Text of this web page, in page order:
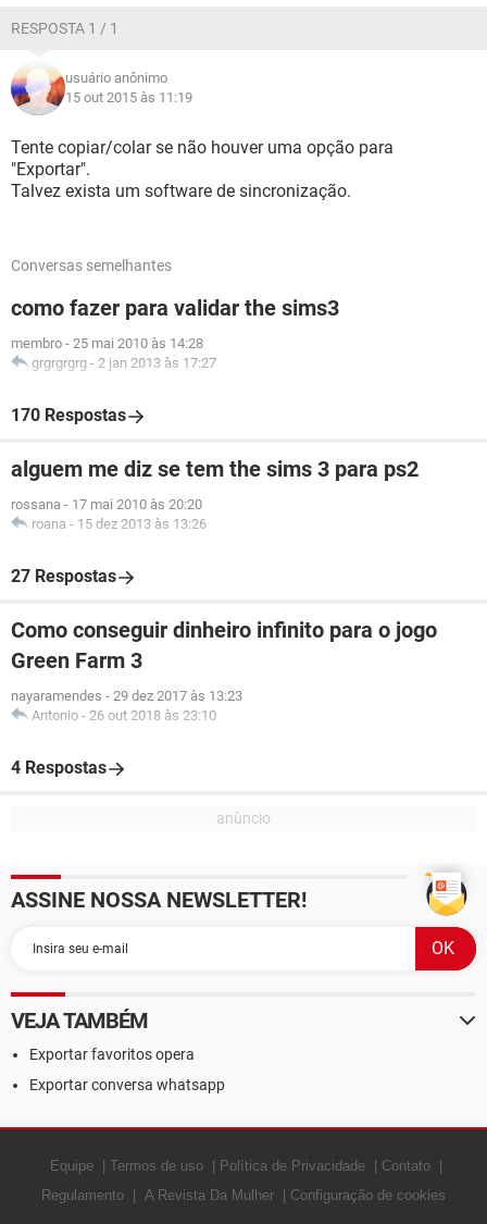
RESPOSTA 1 / 1
usuário anônimo
15 out 2015 às 11:19
Tente copiar/colar se não houver uma opção para
"Exportar".
Talvez exista um software de sincronização.
Conversas semelhantes
como fazer para validar the sims3
membro - 25 mai 2010 às 14:28
grgrgrgrg - 2 jan 2013 às 17:27
170 Respostas
alguem me diz se tem the sims 3 para ps2
rossana - 17 mai 2010 às 20:20
roana - 15 dez 2013 às 13:26
27 Respostas
Como conseguir dinheiro infinito para o jogo
Green Farm 3
nayaramendes - 29 dez 2017 às 13:23
Antonio - 26 out 2018 às 23:10
4 Respostas
ASSINE NOSSA NEWSLETTER!
VEJA TAMBÉM
Exportar favoritos opera
Exportar conversa whatsapp
Equipe Termos de uso Política de Privacidade
Contato
Regulamento
A Revista Da Mulher Configuração de cookies